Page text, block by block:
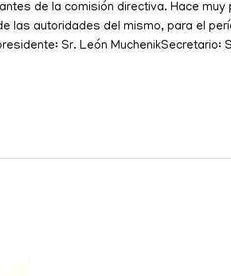
de la comisión directiva. Hace
las autoridades del mismo, para el
Sr. León MuchenikSecretario: